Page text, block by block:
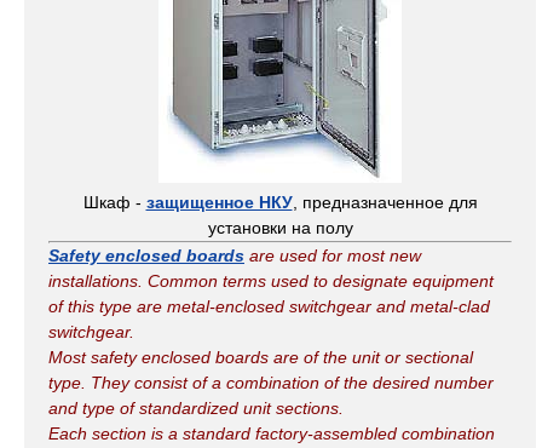
Шкаф - защищенное НКУ, предназначенное для
установки на полу
Safety enclosed boards are used for most new
installations. Common terms used to designate equipment
of this type are metal-enclosed switchgear and metal-clad
switchgear.
Most safety enclosed boards are of the unit or sectional
type. They consist of a combination of the desired number
and type of standardized unit sections.
Each section is a standard factory-assembled combination